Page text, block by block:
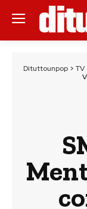
Dituttounpop> TV